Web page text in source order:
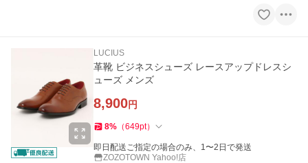
LUCIUS
革靴 ビジネスシューズ レースアップドレスシ
ューズ メンズ
8,900円
8% （649pt）
即日配送ご指定の場合のみ、1〜2日で発送
ZOZOTOWN Yahoo!店